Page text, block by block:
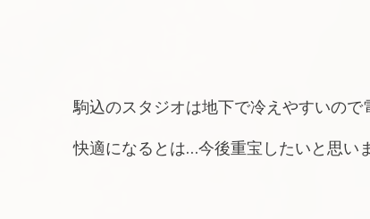
駒込のスタジオは地下で冷えやすいの
快適になるとは…今後重宝したいと思い